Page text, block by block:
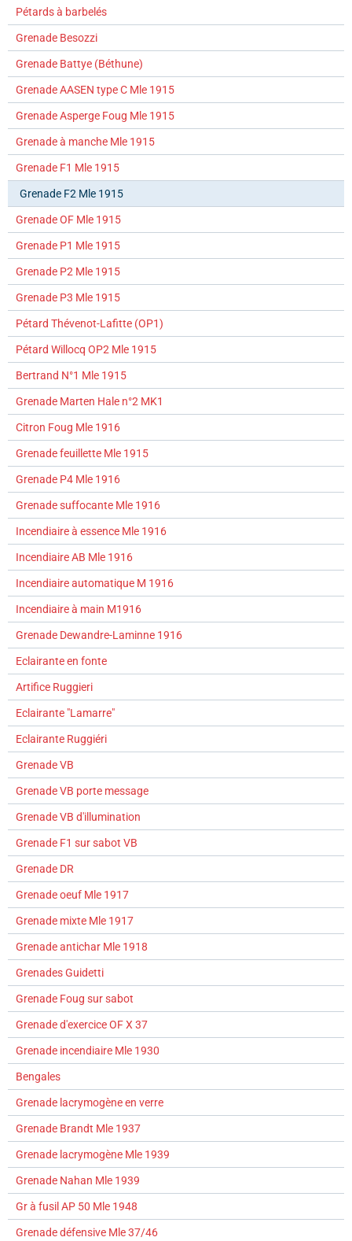
Pétards à barbelés
Grenade Besozzi
Grenade Battye (Béthune)
Grenade AASEN type C Mle 1915
Grenade Asperge Foug Mle 1915
Grenade à manche Mle 1915
Grenade F1 Mle 1915
Grenade F2 Mle 1915
Grenade OF Mle 1915
Grenade P1 Mle 1915
Grenade P2 Mle 1915
Grenade P3 Mle 1915
Pétard Thévenot-Lafitte (OP1)
Pétard Willocq OP2 Mle 1915
Bertrand N°1 Mle 1915
Grenade Marten Hale n°2 MK1
Citron Foug Mle 1916
Grenade feuillette Mle 1915
Grenade P4 Mle 1916
Grenade suffocante Mle 1916
Incendiaire à essence Mle 1916
Incendiaire AB Mle 1916
Incendiaire automatique M 1916
Incendiaire à main M1916
Grenade Dewandre-Laminne 1916
Eclairante en fonte
Artifice Ruggieri
Eclairante "Lamarre"
Eclairante Ruggiéri
Grenade VB
Grenade VB porte message
Grenade VB d'illumination
Grenade F1 sur sabot VB
Grenade DR
Grenade oeuf Mle 1917
Grenade mixte Mle 1917
Grenade antichar Mle 1918
Grenades Guidetti
Grenade Foug sur sabot
Grenade d'exercice OF X 37
Grenade incendiaire Mle 1930
Bengales
Grenade lacrymogène en verre
Grenade Brandt Mle 1937
Grenade lacrymogène Mle 1939
Grenade Nahan Mle 1939
Gr à fusil AP 50 Mle 1948
Grenade défensive Mle 37/46